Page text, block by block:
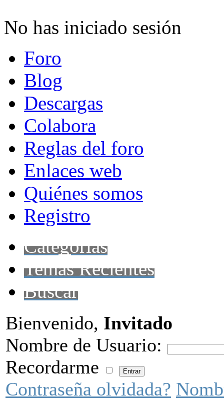
No has iniciado sesión
Foro
Blog
Descargas
Colabora
Reglas del foro
Enlaces web
Quiénes somos
Registro
Categorías
Temas Recientes
Buscar
Bienvenido, Invitado
Nombre de Usuario:
Recordarme
Contraseña olvidada?